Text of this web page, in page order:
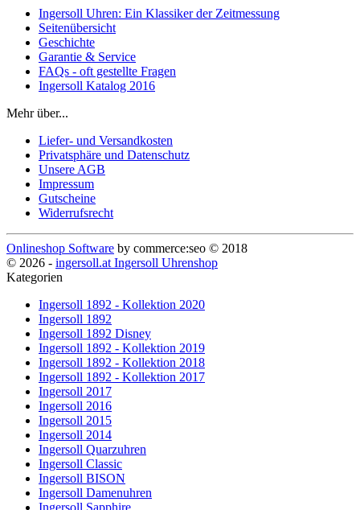
Ingersoll Uhren: Ein Klassiker der Zeitmessung
Seitenübersicht
Geschichte
Garantie & Service
FAQs - oft gestellte Fragen
Ingersoll Katalog 2016
Mehr über...
Liefer- und Versandkosten
Privatsphäre und Datenschutz
Unsere AGB
Impressum
Gutscheine
Widerrufsrecht
Onlineshop Software by commerce:seo © 2018
© 2026 - ingersoll.at Ingersoll Uhrenshop
Kategorien
Ingersoll 1892 - Kollektion 2020
Ingersoll 1892
Ingersoll 1892 Disney
Ingersoll 1892 - Kollektion 2019
Ingersoll 1892 - Kollektion 2018
Ingersoll 1892 - Kollektion 2017
Ingersoll 2017
Ingersoll 2016
Ingersoll 2015
Ingersoll 2014
Ingersoll Quarzuhren
Ingersoll Classic
Ingersoll BISON
Ingersoll Damenuhren
Ingersoll Sapphire